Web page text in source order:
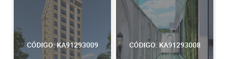
CÓDIGO: KA91293009 CÓDIGO: KA91293008